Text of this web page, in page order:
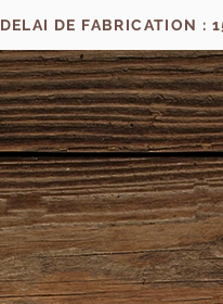
DELAI DE FABRICATION :